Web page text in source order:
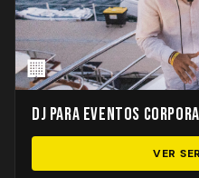
🏢
DJ para Eventos
VER